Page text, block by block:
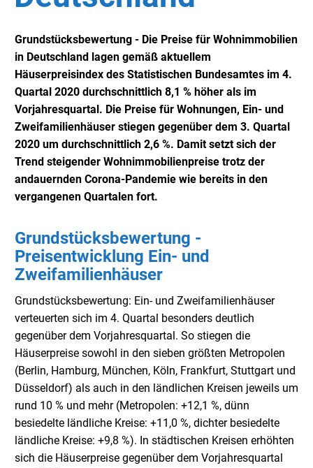
Grundstücksbewertung - Die Preise für Wohnimmobilien
in Deutschland lagen gemäß aktuellem
Häuserpreisindex des Statistischen Bundesamtes im 4.
Quartal 2020 durchschnittlich 8,1 % höher als im
Vorjahresquartal. Die Preise für Wohnungen, Ein- und
Zweifamilienhäuser stiegen gegenüber dem 3. Quartal
2020 um durchschnittlich 2,6 %. Damit setzt sich der
Trend steigender Wohnimmobilienpreise trotz der
andauernden Corona-Pandemie wie bereits in den
vergangenen Quartalen fort.
Grundstücksbewertung -
Preisentwicklung Ein- und
Zweifamilienhäuser
Grundstücksbewertung: Ein- und Zweifamilienhäuser
verteuerten sich im 4. Quartal besonders deutlich
gegenüber dem Vorjahresquartal. So stiegen die
Häuserpreise sowohl in den sieben größten Metropolen
(Berlin, Hamburg, München, Köln, Frankfurt, Stuttgart und
Düsseldorf) als auch in den ländlichen Kreisen jeweils um
rund 10 % und mehr (Metropolen: +12,1 %, dünn
besiedelte ländliche Kreise: +11,0 %, dichter besiedelte
ländliche Kreise: +9,8 %). In städtischen Kreisen erhöhten
sich die Häuserpreise gegenüber dem Vorjahresquartal